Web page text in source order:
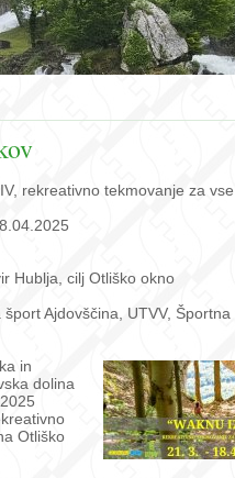
rekreativno tekmovanje za
Hublja, cilj Otliško okno
šport Ajdovščina, UTVV, Športna
in
dolina
Otliško